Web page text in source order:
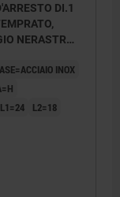
DI.1
NERASTRO
INOX
L1=24
L2=18